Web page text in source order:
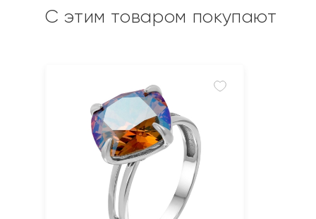
С этим товаром покупают